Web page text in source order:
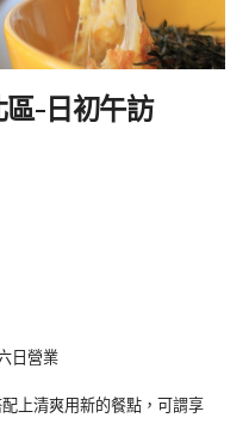
-日初午訪
日營業
上清爽用新的餐點，可謂享